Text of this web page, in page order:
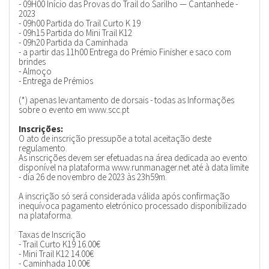
- 09H00 Início das Provas do Trail do Sarilho — Cantanhede -
2023
- 09h00 Partida do Trail Curto K 19
- 09h15 Partida do Mini Trail K12
- 09h20 Partida da Caminhada
- a partir das 11h00 Entrega do Prémio Finisher e saco com
brindes
- Almoço
- Entrega de Prémios
(*) apenas levantamento de dorsais - todas as Informações
sobre o evento em www.scc.pt
Inscrições:
O ato de inscrição pressupõe a total aceitação deste
regulamento.
As inscrições devem ser efetuadas na área dedicada ao evento
disponível na plataforma www.runmanager.net até à data limite
- dia 26 de novembro de 2023 às 23h59m.
A inscrição só será considerada válida após confirmação
inequívoca pagamento eletrónico processado disponibilizado
na plataforma.
Taxas de Inscrição
- Trail Curto K19 16.00€
- Mini Trail K12 14.00€
- Caminhada 10.00€